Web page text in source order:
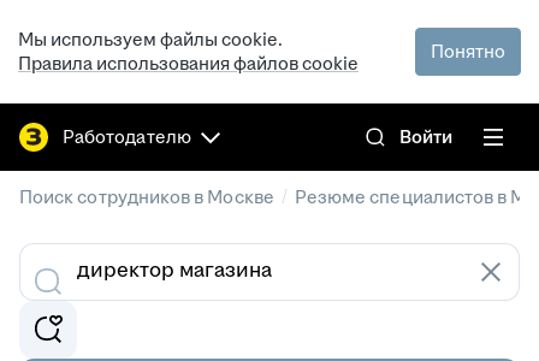
Мы используем файлы cookie.
Правила использования файлов cookie
Понятно
Работодателю Войти
Поиск сотрудников в Москве / Резюме специалистов в